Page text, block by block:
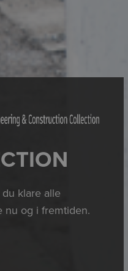
klare alle
nu og i fremtiden.